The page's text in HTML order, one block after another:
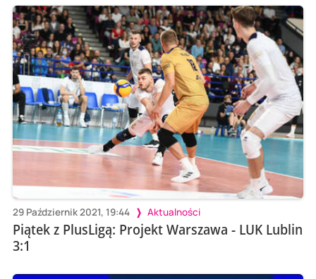
29 Październik 2021, 19:44 Aktualności
Piątek z PlusLigą: Projekt Warszawa - LUK Lublin
3:1